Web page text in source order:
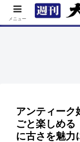
TOP 特集 ニ
アンティーク
ごと楽しめ
に古さを魅力
メニュー